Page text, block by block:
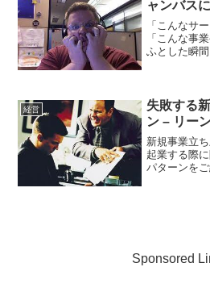
ャンバス
「こんなサ
「こんな事
ふとした瞬
うなサービ
とはないで
経営
失敗する
ン – リー
新規事業立
起業する際
パターンを
う手法もご
Sponsored